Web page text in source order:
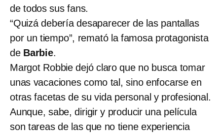
de todos sus fans.
“Quizá debería desaparecer de las pantallas
por un tiempo”, remató la famosa protagonista
de Barbie.
Margot Robbie dejó claro que no busca tomar
unas vacaciones como tal, sino enfocarse en
otras facetas de su vida personal y profesional.
Aunque, sabe, dirigir y producir una película
son tareas de las que no tiene experiencia